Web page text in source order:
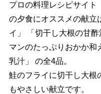
プロの料理レシピサイト
の夕食にオススメの献立
イ」 「切干し大根の甘
マンのたっぷりおかか和
乳汁」 の全4品。
鮭のフライに切干し大根
もやさしい献立です。